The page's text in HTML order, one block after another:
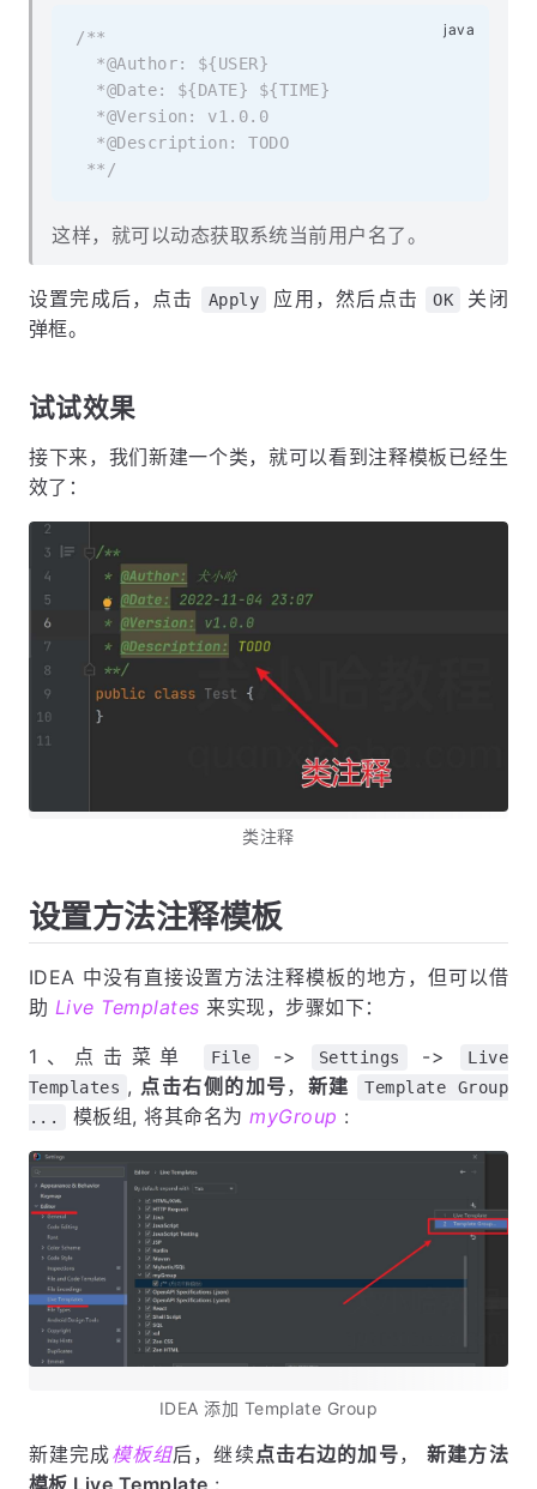
/**
  *@Author: ${USER}
  *@Date: ${DATE} ${TIME}
  *@Version: v1.0.0
  *@Description: TODO
**/
这样，就可以动态获取系统当前用户名了。
设置完成后，点击 Apply 应用，然后点击 OK
关闭
弹框。
试试效果
接下来，我们新建一个类，就可以看到注释模板已经生
效了：
类注释
设置方法注释模板
IDEA 中没有直接设置方法注释模板的地方，但可以借
助 Live Templates 来实现，步骤如下：
1、点击菜单 File -> Settings ->
Live
Templates , 点击右侧的加号， 新建
Template Group
...
模板组, 将其命名为myGroup :
IDEA 添加 Template Group
新建完成模板组后，继续 点击右边的加号，新建方法
模板 Live Template :